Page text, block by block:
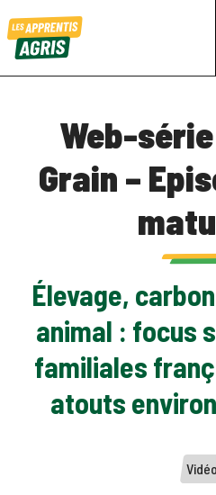
Web-série
Grain –
Élevage,
animal : focus
familiales
atouts
Vidéo